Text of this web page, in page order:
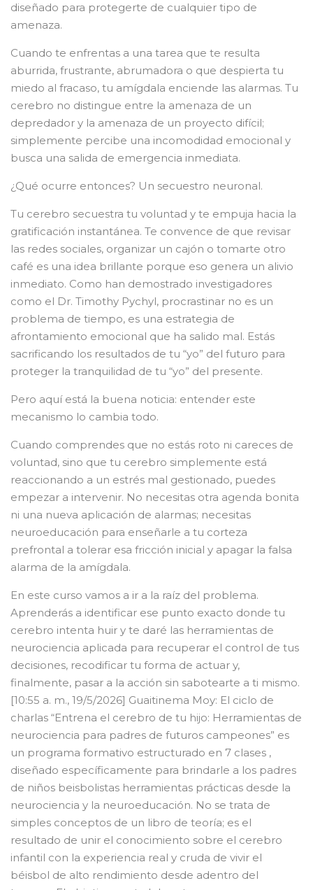
diseñado para protegerte de cualquier tipo de
amenaza.
Cuando te enfrentas a una tarea que te resulta
aburrida, frustrante, abrumadora o que despierta tu
miedo al fracaso, tu amígdala enciende las alarmas. Tu
cerebro no distingue entre la amenaza de un
depredador y la amenaza de un proyecto difícil;
simplemente percibe una incomodidad emocional y
busca una salida de emergencia inmediata.
¿Qué ocurre entonces? Un secuestro neuronal.
Tu cerebro secuestra tu voluntad y te empuja hacia la
gratificación instantánea. Te convence de que revisar
las redes sociales, organizar un cajón o tomarte otro
café es una idea brillante porque eso genera un alivio
inmediato. Como han demostrado investigadores
como el Dr. Timothy Pychyl, procrastinar no es un
problema de tiempo, es una estrategia de
afrontamiento emocional que ha salido mal. Estás
sacrificando los resultados de tu “yo” del futuro para
proteger la tranquilidad de tu “yo” del presente.
Pero aquí está la buena noticia: entender este
mecanismo lo cambia todo.
Cuando comprendes que no estás roto ni careces de
voluntad, sino que tu cerebro simplemente está
reaccionando a un estrés mal gestionado, puedes
empezar a intervenir. No necesitas otra agenda bonita
ni una nueva aplicación de alarmas; necesitas
neuroeducación para enseñarle a tu corteza
prefrontal a tolerar esa fricción inicial y apagar la falsa
alarma de la amígdala.
En este curso vamos a ir a la raíz del problema.
Aprenderás a identificar ese punto exacto donde tu
cerebro intenta huir y te daré las herramientas de
neurociencia aplicada para recuperar el control de tus
decisiones, recodificar tu forma de actuar y,
finalmente, pasar a la acción sin sabotearte a ti mismo.
[10:55 a. m., 19/5/2026] Guaitinema Moy: El ciclo de
charlas “Entrena el cerebro de tu hijo: Herramientas de
neurociencia para padres de futuros campeones” es
un programa formativo estructurado en 7 clases ,
diseñado específicamente para brindarle a los padres
de niños beisbolistas herramientas prácticas desde la
neurociencia y la neuroeducación. No se trata de
simples conceptos de un libro de teoría; es el
resultado de unir el conocimiento sobre el cerebro
infantil con la experiencia real y cruda de vivir el
béisbol de alto rendimiento desde adentro del